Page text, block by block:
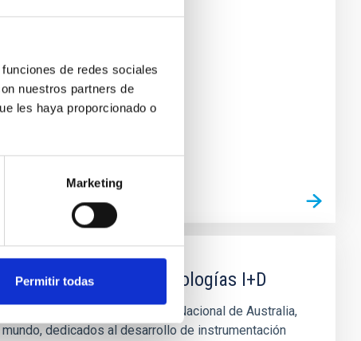
de redes sociales
nuestros partners de
les haya proporcionado o
Marketing
Permitir todas
telescopios y tecnologías I+D
de la Universidad Nacional de Australia,
dedicados al desarrollo de instrumentación